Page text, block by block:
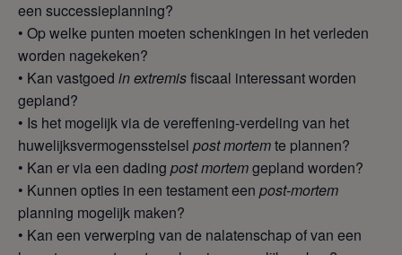
een successieplanning?
• Op welke punten moeten schenkingen in het verleden
worden nagekeken?
• Kan vastgoed in extremisfiscaal interessant worden
gepland?
• Is het mogelijk via de vereffening-verdeling van het
huwelijksvermogensstelsel post mortemte plannen?
• Kan er via een dading post mortemgepland worden?
• Kunnen opties in een testament een post-mortem
planning mogelijk maken?
• Kan een verwerping van de nalatenschap of van een